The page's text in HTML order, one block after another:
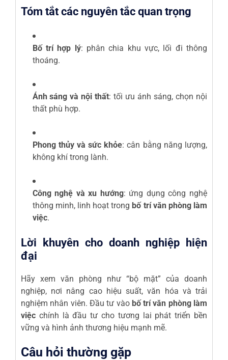
Tóm tắt các nguyên tắc quan trọng
Bố trí hợp lý: phân chia khu vực, lối đi thông
thoáng.
Ánh sáng và nội thất: tối ưu ánh sáng, chọn nội
thất phù hợp.
Phong thủy và sức khỏe: cân bằng năng lượng,
không khí trong lành.
Công nghệ và xu hướng: ứng dụng công nghệ
thông minh, linh hoạt trong bố trí văn phòng làm
việc.
Lời khuyên cho doanh nghiệp hiện
đại
Hãy xem văn phòng như “bộ mặt” của doanh
nghiệp, nơi nâng cao hiệu suất, văn hóa và trải
nghiệm nhân viên. Đầu tư vào bố trí văn phòng làm
việc chính là đầu tư cho tương lai phát triển bền
vững và hình ảnh thương hiệu mạnh mẽ.
Câu hỏi thường gặp